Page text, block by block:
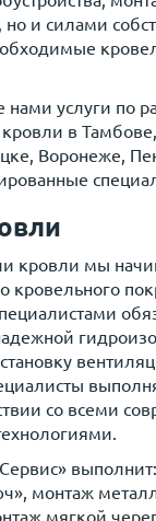
но и силами
услуги по
в
Воронеже,
кровли мы
кровельного
со всеми
монтаж
мягкой